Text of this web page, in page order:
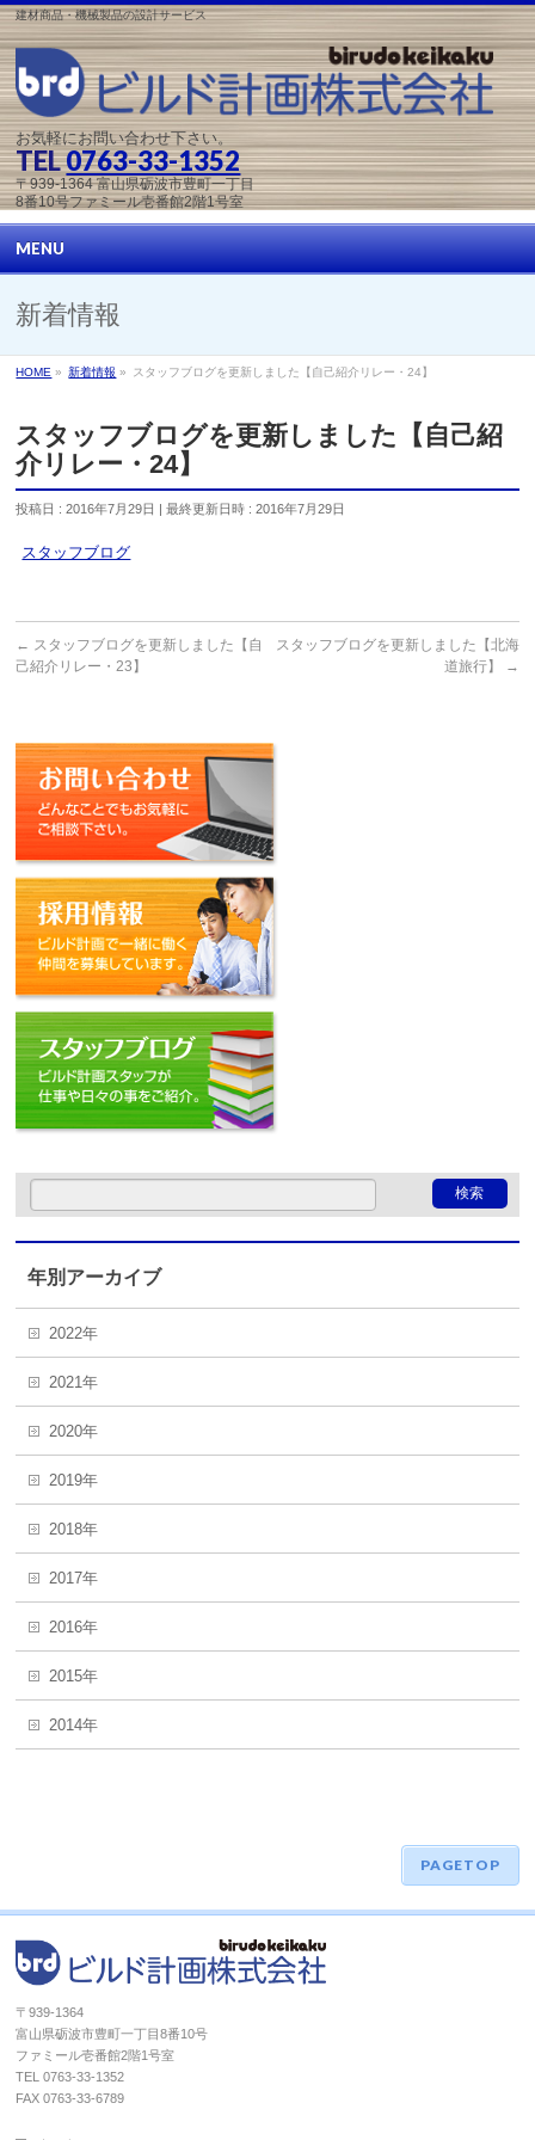
建材商品・機械製品の設計サービス
お気軽にお問い合わせ下さい。
TEL0763-33-1352
〒939-1364 富山県砺波市豊町一丁目
8番10号ファミール壱番館2階1号室
MENU
新着情報
HOME » 新着情報 » スタッフブログを更新しました【自己紹介リレー・24】
スタッフブログを更新しました【自己紹
介リレー・24】
投稿日 : 2016年7月29日 最終更新日時 : 2016年7月29日
スタッフブログ
← スタッフブログを更新しました【自
己紹介リレー・23】
スタッフブログを更新しました【北海
道旅行】
→
年別アーカイブ
2022年
2021年
2020年
2019年
2018年
2017年
2016年
2015年
2014年
PAGETOP
〒939-1364
富山県砺波市豊町一丁目8番10号
ファミール壱番館2階1号室
TEL 0763-33-1352
FAX 0763-33-6789